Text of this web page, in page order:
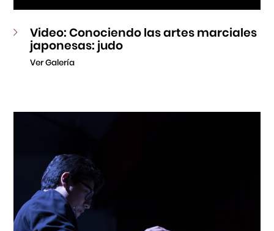
Video: Conociendo las artes marciales
japonesas: judo
Ver Galería